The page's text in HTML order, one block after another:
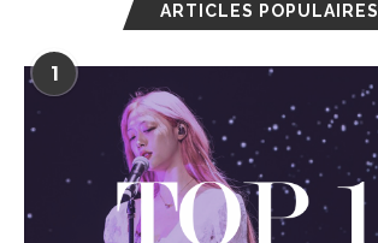
ARTICLES POPULAIRES
1